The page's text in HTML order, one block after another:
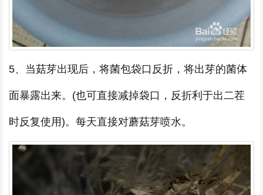
5、当菇芽出现后，将菌包袋口反折，将出芽的菌体
面暴露出来。(也可直接减掉袋口，反折利于出二茬
时反复使用)。每天直接对蘑菇芽喷水。